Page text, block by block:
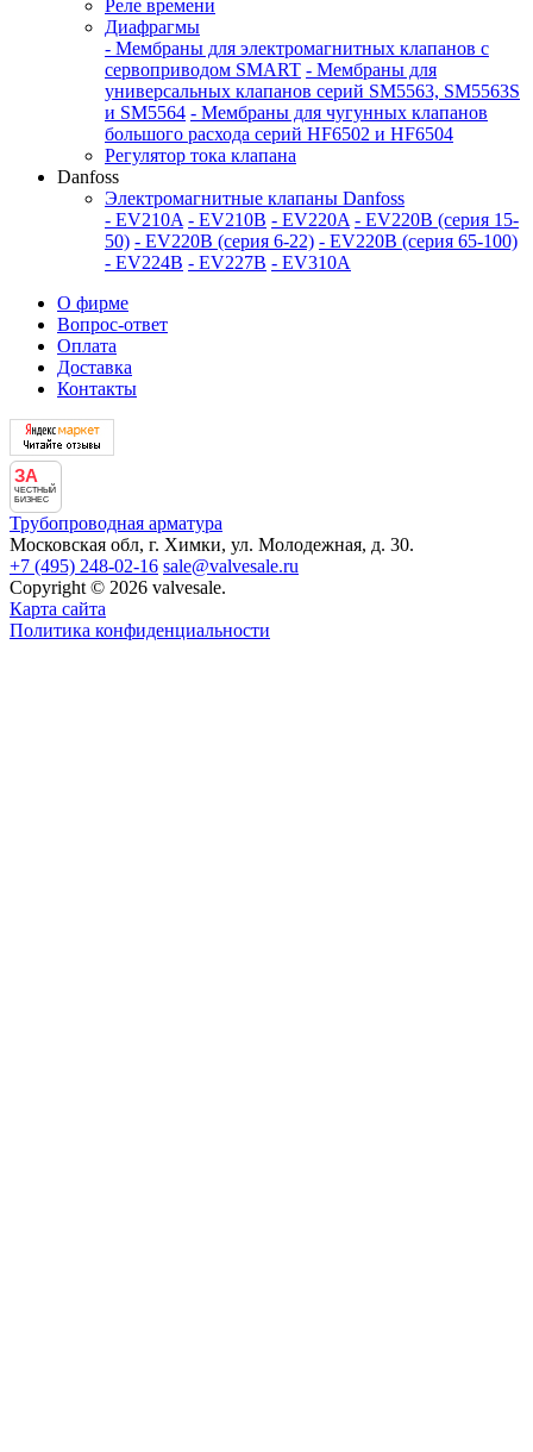
Реле времени
Диафрагмы
- Мембраны для электромагнитных клапанов с
сервоприводом SMART - Мембраны для
универсальных клапанов серий SM5563, SM5563S
и SM5564 - Мембраны для чугунных клапанов
большого расхода серий HF6502 и HF6504
Регулятор тока клапана
Danfoss
Электромагнитные клапаны Danfoss
- EV210A - EV210B - EV220A - EV220B (серия 15-
50) - EV220B (серия 6-22) - EV220B (серия 65-100)
- EV224B - EV227B - EV310A
О фирме
Вопрос-ответ
Оплата
Доставка
Контакты
ЗА
ЧЕСТНЫЙ
БИЗНЕС
Трубопроводная арматура
Московская обл, г. Химки, ул. Молодежная, д. 30.
+7 (495) 248-02-16 sale@valvesale.ru
Copyright © 2026 valvesale.
Карта сайта
Политика конфиденциальности